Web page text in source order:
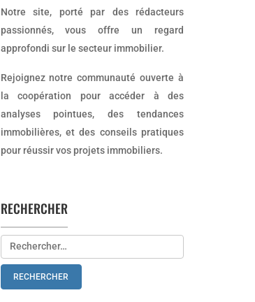
Notre site, porté par des rédacteurs
passionnés, vous offre un regard
approfondi sur le secteur immobilier.
Rejoignez notre communauté ouverte à
la coopération pour accéder à des
analyses pointues, des tendances
immobilières, et des conseils pratiques
pour réussir vos projets immobiliers.
RECHERCHER
Rechercher :